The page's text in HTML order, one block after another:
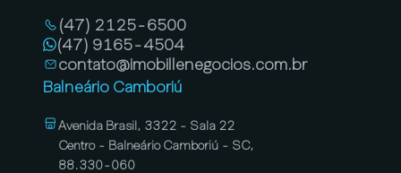
(47) 2125-6500
(47) 9165-4504
contato@imobillenegocios.com.br
Balneário Camboriú
Avenida Brasil, 3322 - Sala 22
Centro - Balneário Camboriú - SC,
88.330-060